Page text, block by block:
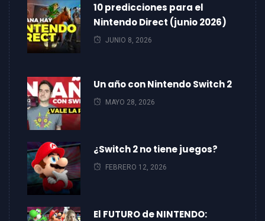
10 predicciones para el
Nintendo Direct (junio 2026)
JUNIO 8, 2026
Un año con Nintendo Switch 2
MAYO 28, 2026
¿Switch 2 no tiene juegos?
FEBRERO 12, 2026
El FUTURO de NINTENDO: